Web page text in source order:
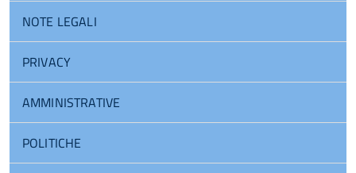
NOTE LEGALI
PRIVACY
AMMINISTRATIVE
POLITICHE